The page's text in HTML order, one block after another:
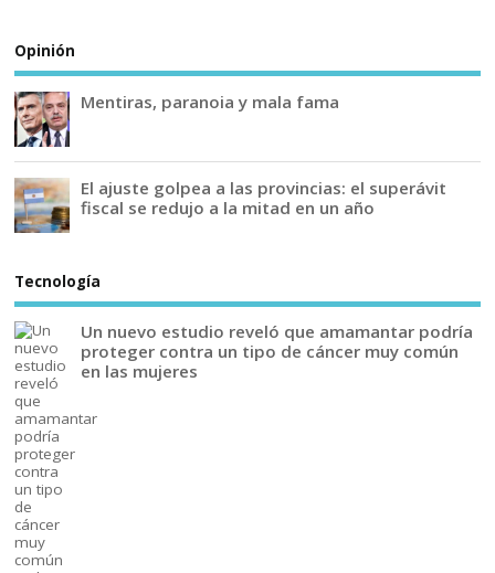
Opinión
Mentiras, paranoia y mala fama
El ajuste golpea a las provincias: el superávit
fiscal se redujo a la mitad en un año
Tecnología
Un nuevo estudio reveló que amamantar podría
proteger contra un tipo de cáncer muy común
en las mujeres